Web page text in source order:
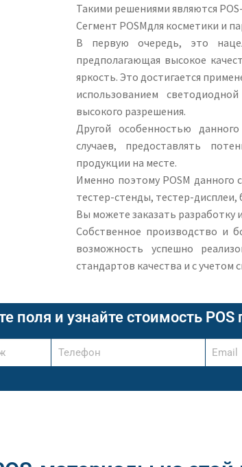
Такими решениями являются
Сегмент POSMдля косметики и
В первую очередь, это
предполагающая высокое
яркость. Это достигается
использованием
высокого разрешения.
Другой особенностью
случаев, предоставлять
продукции на месте.
Именно поэтому POSM
тестер-стенды, тестер-дисплеи,
Вы можете заказать разработку
Собственное производство и
возможность успешно
стандартов качества и с учетом
поля и узнайте стоимость POS